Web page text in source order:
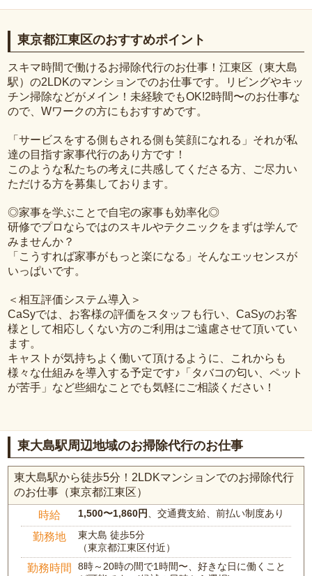
東京都江東区のおすすめポイント
スキマ時間で働けるお掃除代行のお仕事！江東区（東大島
駅）の2LDKのマンションでのお仕事です。リビングやキッ
チン掃除などがメイン！未経験でもOK!2時間〜のお仕事な
ので、Wワークの方にもおすすめです。
「サービスをする側もされる側も笑顔になれる」それが私
達の目指す家事代行のあり方です！
このような私たちの考えに共感してくださる方、ご尽力い
ただける方を募集しております。
◎家事を学ぶことで自宅の家事も効率化◎
研修でプロならではのスキルやテクニックをまずは学んで
みませんか？
「こうすれば家事がもっと楽になる」そんなエッセンスが
いっぱいです。
＜相互評価システム導入＞
CaSyでは、お客様の評価をスタッフも行い、CaSyのお客
様として相応しくない方のご利用はご遠慮させて頂いてい
ます。
キャストが気持ちよく働いて頂けるように、これからも
様々な仕組みを導入する予定です♪「タバコの匂い、ペット
が苦手」など些細なことでも気軽にご相談ください！
東大島駅周辺地域のお掃除代行のお仕事
東大島駅から徒歩5分！2LDKマンションでのお掃除代行
のお仕事（東京都江東区）
時給 1,500〜1,860円、交通費支給、前払い制度あり
勤務地
東大島 徒歩5分
（東京都江東区付近）
勤務時間
8時～20時の間で1時間〜、好きな日に働くこと